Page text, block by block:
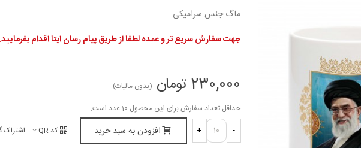
ماگ جنس سرامیکی
جهت سفارش سریع تر و عمده لطفا از طریق پیام رسان ایتا اقدام
230,000 تومان
(بدون مالیات)
حداقل تعداد سفارش برای این محصول 10 عدد است.
-
+ افزودن به سبد خرید کد QR اشتراک